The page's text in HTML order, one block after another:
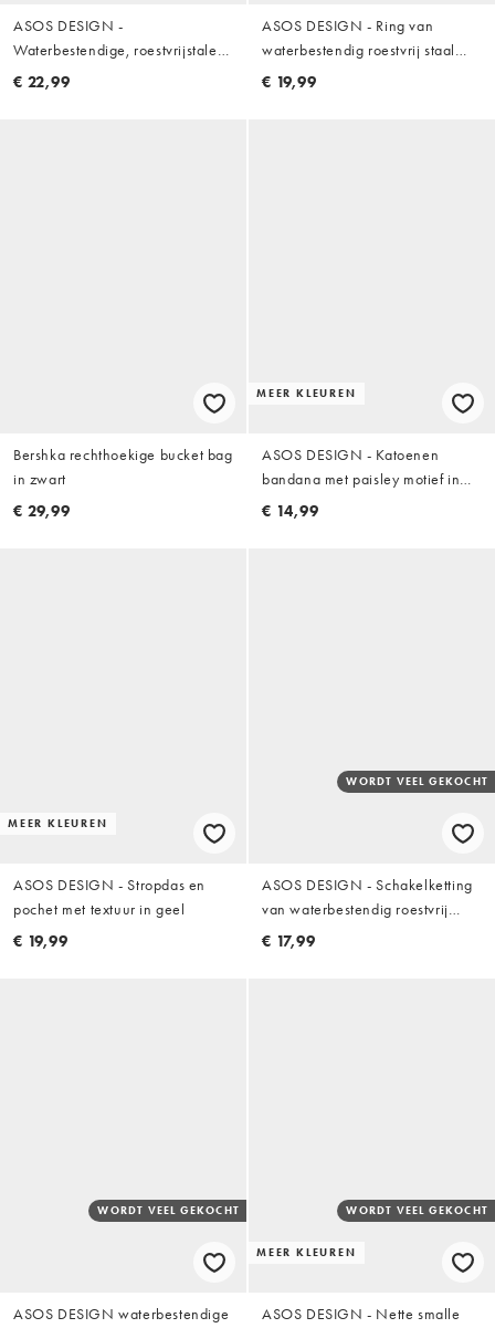
ASOS DESIGN -
Waterbestendige, roestvrijstalen
armband met schakels in
€ 22,99
ASOS DESIGN - Ring van
waterbestendig roestvrij staal
met ster en patroon in zilver
€ 19,99
Bershka rechthoekige bucket bag
in zwart
€ 29,99
MEER KLEUREN
ASOS DESIGN - Katoenen
bandana met paisley motief in
bordeauxrood
€ 14,99
MEER KLEUREN
ASOS DESIGN - Stropdas en
pochet met textuur in geel
€ 19,99
WORDT VEEL GEKOCHT
ASOS DESIGN - Schakelketting
van waterbestendig roestvrij
staal in zilver
€ 17,99
WORDT VEEL GEKOCHT
ASOS DESIGN waterbestendige
MEER KLEUREN
WORDT VEEL GEKOCHT
ASOS DESIGN - Nette smalle